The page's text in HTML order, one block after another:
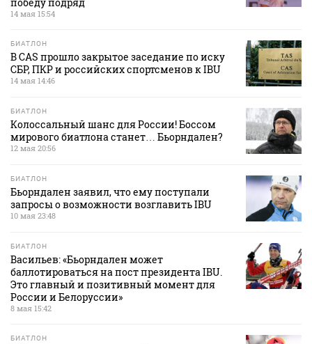
14 мая 15:54
БИАТЛОН
В CAS прошло закрытое заседание по иску
СБР, ПКР и российских спортсменов к IBU
14 мая 14:46
БИАТЛОН
Колоссальный шанс для России! Боссом
мирового биатлона станет… Бьорндален?
12 мая 20:56
БИАТЛОН
Бьорндален заявил, что ему поступали
запросы о возможности возглавить IBU
10 мая 23:48
БИАТЛОН
Васильев: «Бьорндален может
баллотироваться на пост президента IBU.
Это главный и позитивный момент для
России и Белоруссии»
8 мая 15:42
БИАТЛОН